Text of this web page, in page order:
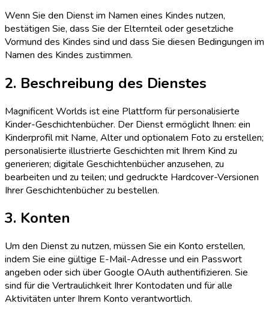
Wenn Sie den Dienst im Namen eines Kindes nutzen,
bestätigen Sie, dass Sie der Elternteil oder gesetzliche
Vormund des Kindes sind und dass Sie diesen Bedingungen im
Namen des Kindes zustimmen.
2. Beschreibung des Dienstes
Magnificent Worlds ist eine Plattform für personalisierte
Kinder-Geschichtenbücher. Der Dienst ermöglicht Ihnen: ein
Kinderprofil mit Name, Alter und optionalem Foto zu erstellen;
personalisierte illustrierte Geschichten mit Ihrem Kind zu
generieren; digitale Geschichtenbücher anzusehen, zu
bearbeiten und zu teilen; und gedruckte Hardcover-Versionen
Ihrer Geschichtenbücher zu bestellen.
3. Konten
Um den Dienst zu nutzen, müssen Sie ein Konto erstellen,
indem Sie eine gültige E-Mail-Adresse und ein Passwort
angeben oder sich über Google OAuth authentifizieren. Sie
sind für die Vertraulichkeit Ihrer Kontodaten und für alle
Aktivitäten unter Ihrem Konto verantwortlich.